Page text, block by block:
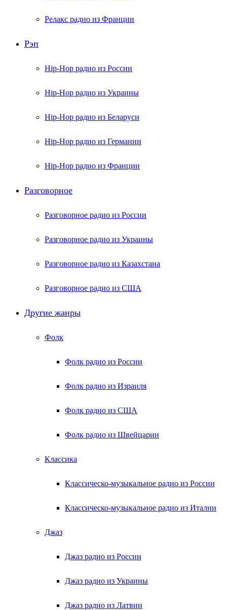
Релакс радио из Франции
Рэп
Hip-Hop радио из России
Hip-Hop радио из Украины
Hip-Hop радио из Беларуси
Hip-Hop радио из Германии
Hip-Hop радио из Франции
Разговорное
Разговорное радио из России
Разговорное радио из Украины
Разговорное радио из Казахстана
Разговорное радио из США
Другие жанры
Фолк
Фолк радио из России
Фолк радио из Израиля
Фолк радио из США
Фолк радио из Швейцарии
Классика
Классическо-музыкальное радио из России
Классическо-музыкальное радио из Италии
Джаз
Джаз радио из России
Джаз радио из Украины
Джаз радио из Латвии